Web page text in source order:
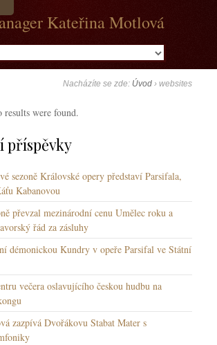
Kateřina Motlová
Nacházíte se zde: Úvod ›websites
were found.
příspěvky
sezoně Královské opery představí Parsifala,
Kabanovou
převzal mezinárodní cenu Umělec roku a
řád za zásluhy
démonickou Kundry v opeře Parsifal ve Státní
večera oslavujícího českou hudbu na
zazpívá Dvořákovu Stabat Mater s